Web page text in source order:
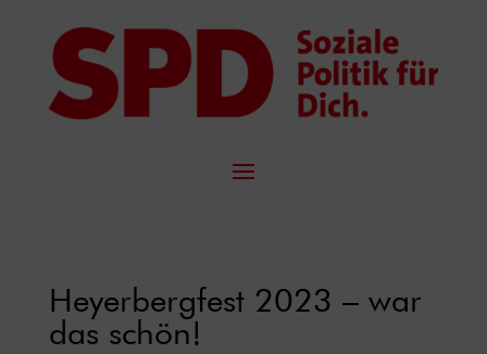
Heyerbergfest 2023 – war
das schön!